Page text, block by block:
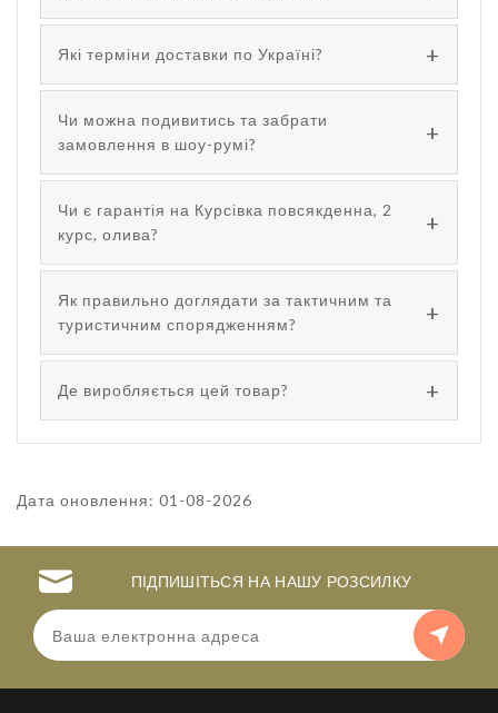
Які терміни доставки по Україні?
Чи можна подивитись та забрати
замовлення в шоу-румі?
Чи є гарантія на Курсівка повсякденна, 2
курс, олива?
Як правильно доглядати за тактичним та
туристичним спорядженням?
Де виробляється цей товар?
Дата оновлення: 01-08-2026
ПІДПИШІТЬСЯ НА НАШУ РОЗСИЛКУ